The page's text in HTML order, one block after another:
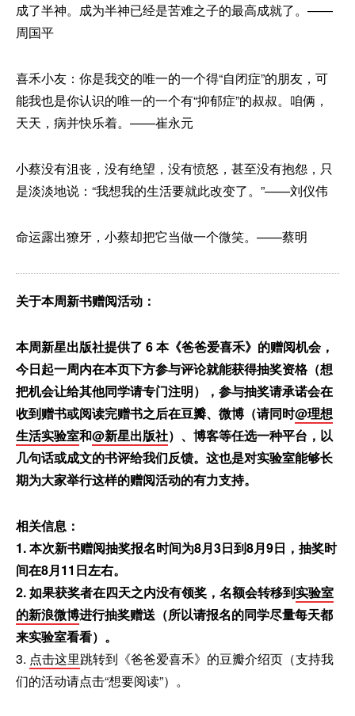
成了半神。成为半神已经是苦难之子的最高成就了。——
周国平
喜禾小友：你是我交的唯一的一个得“自闭症”的朋友，可
能我也是你认识的唯一的一个有“抑郁症”的叔叔。咱俩，
天天，病并快乐着。——崔永元
小蔡没有沮丧，没有绝望，没有愤怒，甚至没有抱怨，只
是淡淡地说：“我想我的生活要就此改变了。”——刘仪伟
命运露出獠牙，小蔡却把它当做一个微笑。——蔡明
关于本周新书赠阅活动：
本周新星出版社提供了 6 本《爸爸爱喜禾》的赠阅机会，
今日起一周内在本页下方参与评论就能获得抽奖资格（想
把机会让给其他同学请专门注明），参与抽奖请承诺会在
收到赠书或阅读完赠书之后在豆瓣、微博（请同时@理想
生活实验室和@新星出版社）、博客等任选一种平台，以
几句话或成文的书评给我们反馈。这也是对实验室能够长
期为大家举行这样的赠阅活动的有力支持。
相关信息：
1. 本次新书赠阅抽奖报名时间为8月3日到8月9日，抽奖时
间在8月11日左右。
2. 如果获奖者在四天之内没有领奖，名额会转移到实验室
的新浪微博进行抽奖赠送（所以请报名的同学尽量每天都
来实验室看看）。
3. 点击这里跳转到《爸爸爱喜禾》的豆瓣介绍页（支持我
们的活动请点击“想要阅读”）。